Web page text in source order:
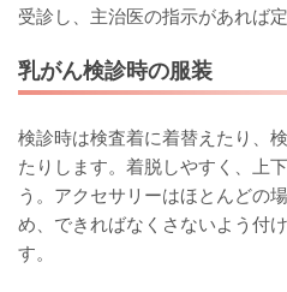
受診し、主治医の指示があれば
乳がん検診時の服装
検診時は検査着に着替えたり、
たりします。着脱しやすく、上
う。アクセサリーはほとんどの
め、できればなくさないよう付
す。